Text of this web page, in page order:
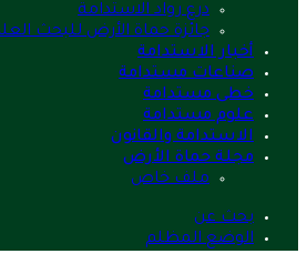
درع رواد الاستدامة
جائزة حماة الأرض للبحث
أخبار الاستدامة
صناعات مستدامة
خطى مستدامة
علوم مستدامة
الاستدامة والقانون
مجلة حماة الأرض
ملف خاص
بحث عن
الوضع المظلم